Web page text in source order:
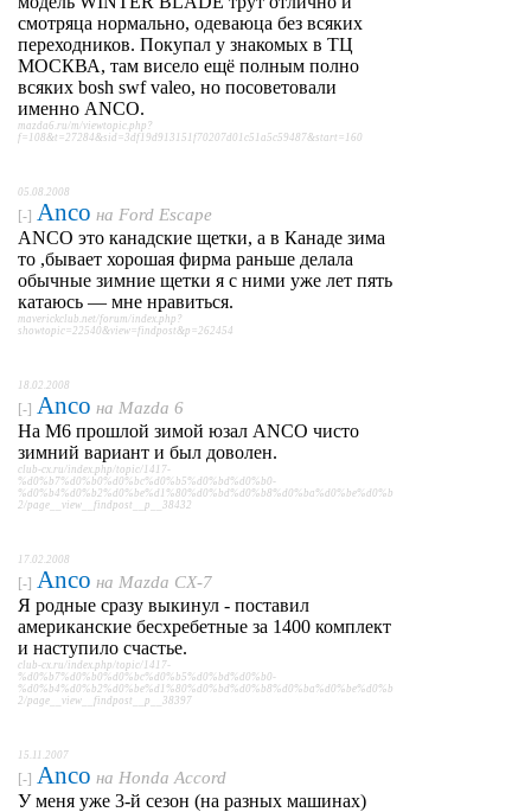
смотряца нормально, одеваюца без всяких
переходников. Покупал у знакомых в ТЦ
МОСКВА, там висело ещё полным полно
всяких bosh swf valeo, но посоветовали
именно ANCO.
mazda6.ru/m/viewtopic.php?
f=108&t=27284&sid=3df19d913151f70207d01c51a5c59487&start=160
05.08.2008
[-] Anco на Ford Escape
ANCO это канадские щетки, а в Канаде зима
то ,бывает хорошая фирма раньше делала
обычные зимние щетки я с ними уже лет пять
катаюсь — мне нравиться.
maverickclub.net/forum/index.php?
showtopic=22540&view=findpost&p=262454
18.02.2008
[-] Anco на Mazda 6
На М6 прошлой зимой юзал ANCO чисто
зимний вариант и был доволен.
club-cx.ru/index.php/topic/1417-
%d0%b7%d0%b0%d0%bc%d0%b5%d0%bd%d0%b0-
%d0%b4%d0%b2%d0%be%d1%80%d0%bd%d0%b8%d0%ba%d0%be%d0%b
2/page__view__findpost__p__38432
17.02.2008
[-] Anco на Mazda CX-7
Я родные сразу выкинул - поставил
американские бесхребетные за 1400 комплект
и наступило счастье.
club-cx.ru/index.php/topic/1417-
%d0%b7%d0%b0%d0%bc%d0%b5%d0%bd%d0%b0-
%d0%b4%d0%b2%d0%be%d1%80%d0%bd%d0%b8%d0%ba%d0%be%d0%b
2/page__view__findpost__p__38397
15.11.2007
[-] Anco на Honda Accord
У меня уже 3-й сезон (на разных машинах)